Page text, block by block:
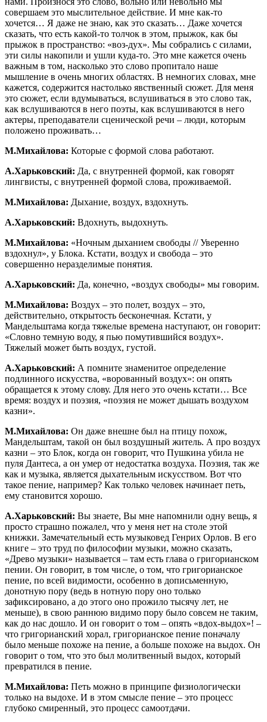
совершаем это мыслительное действие. И мне как-то
хочется… Я даже не знаю, как это сказать… Даже хочется
сказать, что есть какой-то толчок в этом, прыжок, как бы
прыжок в пространство: «воз-дух». Мы собрались с силами,
эти силы накопили и ушли куда-то. Это мне кажется очень
важным в том, насколько это слово пропитало наше
мышление в очень многих областях. В немногих словах, мне
кажется, содержится настолько явственный сюжет. Для меня
это сюжет, если вдумываться, вслушиваться в это слово так,
как вслушиваются в него поэты, как вслушиваются в него
актеры, преподаватели сценической речи – люди, которым
положено проживать…
М.Михайлова: Которые с формой слова работают.
А.Харьковский: Да, с внутренней формой, как говорят
лингвисты, с внутренней формой слова, проживаемой.
М.Михайлова: Дыхание, воздух, вздохнуть.
А.Харьковский: Вдохнуть, выдохнуть.
М.Михайлова: «Ночным дыханием свободы // Уверенно
вздохнул», у Блока. Кстати, воздух и свобода – это
совершенно неразделимые понятия.
А.Харьковский: Да, конечно, «воздух свободы» мы говорим.
М.Михайлова: Воздух – это полет, воздух – это,
действительно, открытость бесконечная. Кстати, у
Мандельштама когда тяжелые времена наступают, он говорит:
«Словно темную воду, я пью помутившийся воздух».
Тяжелый может быть воздух, густой.
А.Харьковский: А помните знаменитое определение
подлинного искусства, «ворованный воздух»: он опять
обращается к этому слову. Для него это очень кстати… Все
время: воздух и поэзия, «поэзия не может дышать воздухом
казни».
М.Михайлова: Он даже внешне был на птицу похож,
Мандельштам, такой он был воздушный житель. А про воздух
казни – это Блок, когда он говорит, что Пушкина убила не
пуля Дантеса, а он умер от недостатка воздуха. Поэзия, так же
как и музыка, является дыхательным искусством. Вот что
такое пение, например? Как только человек начинает петь,
ему становится хорошо.
А.Харьковский: Вы знаете, Вы мне напомнили одну вещь, я
просто страшно пожалел, что у меня нет на столе этой
книжки. Замечательный есть музыковед Генрих Орлов. В его
книге – это труд по философии музыки, можно сказать,
«Древо музыки» называется – там есть глава о григорианском
пении. Он говорит, в том числе, о том, что григорианское
пение, по всей видимости, особенно в дописьменную,
донотную пору (ведь в нотную пору оно только
зафиксировано, а до этого оно прожило тысячу лет, не
меньше), в свою раннюю видимо пору было совсем не таким,
как до нас дошло. И он говорит о том – опять «вдох-выдох»! –
что григорианский хорал, григорианское пение поначалу
было меньше похоже на пение, а больше похоже на выдох. Он
говорит о том, что это был молитвенный выдох, который
превратился в пение.
М.Михайлова: Петь можно в принципе физиологически
только на выдохе. И в этом смысле пение – это процесс
глубоко смиренный, это процесс самоотдачи.